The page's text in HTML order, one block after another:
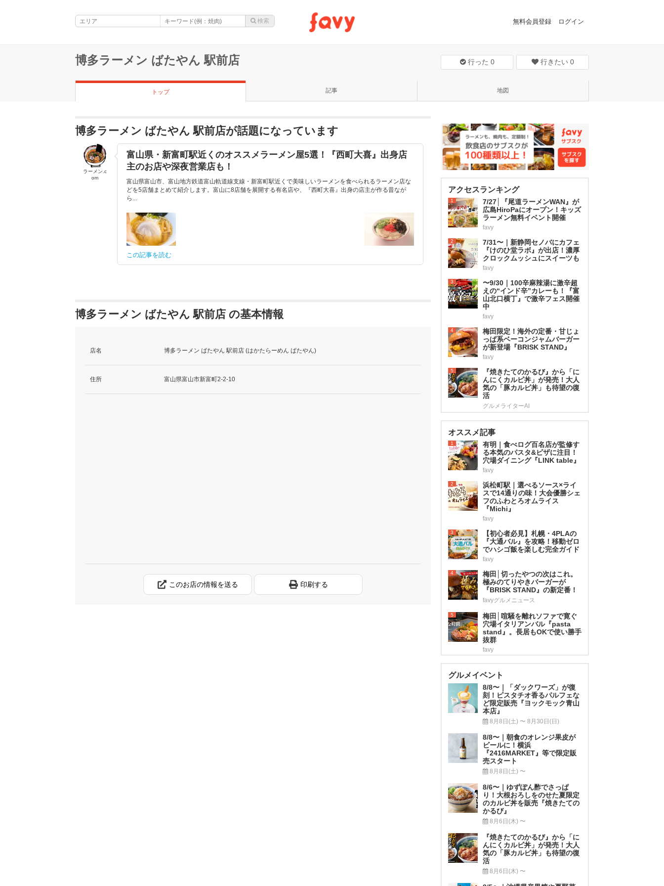
無料会員登録 ログイン
博多ラーメン ばたやん 駅前店 行った 0 行きたい 0
トップ 記事 地図
博多ラーメン ばたやん 駅前店が話題になっています
ラーメン.c
om
富山県・新富町駅近くのオススメラーメン屋5選！『西町大喜』出身店
主のお店や深夜営業店も！
富山県富山市、富山地方鉄道富山軌道線支線・新富町駅近くで美味しいラーメンを食べられるラーメン店な
どを5店舗まとめて紹介します。富山に8店舗を展開する有名店や、『西町大喜』出身の店主が作る昔なが
ら...
この記事を読む
博多ラーメン ばたやん 駅前店 の基本情報
店名 博多ラーメン ばたやん 駅前店 (はかたらーめん ばたやん)
住所 富山県富山市新富町2-2-10
このお店の情報を送る 印刷する
アクセスランキング
1
7/27│『尾道ラーメンWAN』が
広島HiroPaにオープン！キッズ
ラーメン無料イベント開催
favy
2
7/31〜｜新静岡セノバにカフェ
『けのひ堂ラボ』が出店！濃厚
クロックムッシュにスイーツも
favy
3
〜9/30｜100辛麻辣湯に激辛超
えの“インド辛”カレーも！『富
山北口横丁』で激辛フェス開催
中
favy
4
梅田限定！海外の定番・甘じょ
っぱ系ベーコンジャムバーガー
が新登場『BRISK STAND』
favy
5
『焼きたてのかるび』から「に
んにくカルビ丼」が発売！大人
気の「豚カルビ丼」も待望の復
活
グルメライターAI
オススメ記事
1
有明｜食べログ百名店が監修す
る本気のパスタ&ピザに注目！
穴場ダイニング『LINK table』
favy
2
浜松町駅｜選べるソース×ライ
スで14通りの味！大会優勝シェ
フのふわとろオムライス
『Michi』
favy
3
【初心者必見】札幌・4PLAの
『大通バル』を攻略！移動ゼロ
でハシゴ飯を楽しむ完全ガイド
favy
4
梅田│切ったやつの次はこれ。
極みのてりやきバーガーが
『BRISK STAND』の新定番！
favyグルメニュース
5
梅田│喧騒を離れソファで寛ぐ
穴場イタリアンバル『pasta
stand』。長居もOKで使い勝手
抜群
favy
グルメイベント
8/8〜｜「ダックワーズ」が復
刻！ピスタチオ香るパルフェな
ど限定販売『ヨックモック青山
本店』
8月8日(土) 〜 8月30日(日)
8/8〜｜朝食のオレンジ果皮が
ビールに！横浜
『2416MARKET』等で限定販
売スタート
8月8日(土) 〜
8/6〜｜ゆずぽん酢でさっぱ
り！大根おろしをのせた夏限定
のカルビ丼を販売『焼きたての
かるび』
8月6日(木) 〜
『焼きたてのかるび』から「に
んにくカルビ丼」が発売！大人
気の「豚カルビ丼」も待望の復
活
8月6日(木) 〜